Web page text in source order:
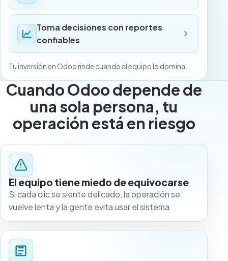
Toma decisiones con reportes
confiables
Tu inversión en Odoo rinde cuando el equipo lo domina.
Cuando Odoo depende de
una sola persona, tu
operación está en riesgo
El equipo tiene miedo de equivocarse
Si cada clic se siente delicado, la operación se
vuelve lenta y la gente evita usar el sistema.